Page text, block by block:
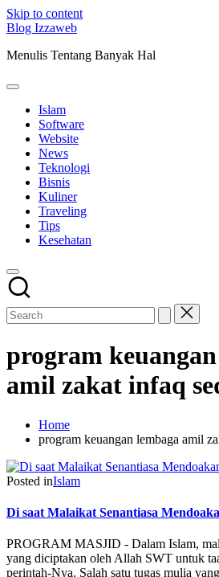
Skip to content
Blog Izzaweb
Menulis Tentang Banyak Hal
Islam
Software
Website
News
Teknologi
Bisnis
Kuliner
Traveling
Tips
Kesehatan
program
amil zakat infaq
Home
program keuangan lembaga amil
Posted inIslam
Di saat Malaikat Senantiasa
PROGRAM MASJID - Dalam Islam,
yang diciptakan oleh Allah SWT untuk
perintah-Nya. Salah satu tugas mulia